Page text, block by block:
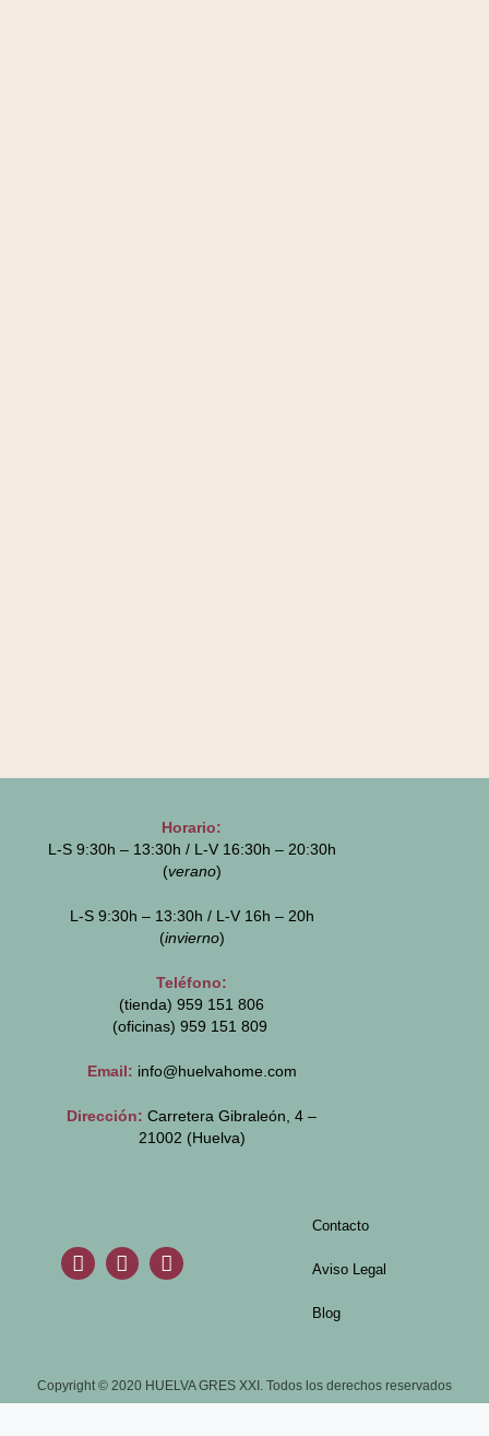
Horario:
L-S 9:30h – 13:30h / L-V 16:30h – 20:30h
(verano)
L-S 9:30h – 13:30h / L-V 16h – 20h
(invierno)
Teléfono:
(tienda) 959 151 806
(oficinas) 959 151 809
Email: info@huelvahome.com
Dirección: Carretera Gibraleón, 4 –
21002 (Huelva)
Contacto
Aviso Legal
Blog
Copyright © 2020 HUELVA GRES XXI. Todos los derechos reservados